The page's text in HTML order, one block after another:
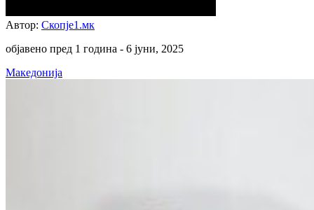
Автор: Скопје1.мк
објавено пред 1 година - 6 јуни, 2025
Македонија